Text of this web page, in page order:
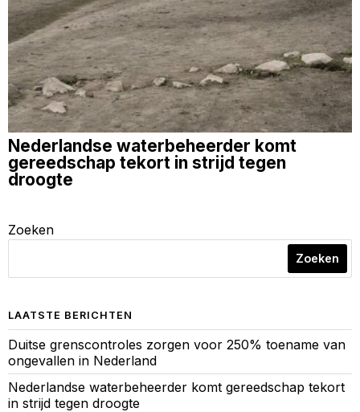
Nederlandse waterbeheerder komt
gereedschap tekort in strijd tegen
droogte
Zoeken
Zoeken
LAATSTE BERICHTEN
Duitse grenscontroles zorgen voor 250% toename van
ongevallen in Nederland
Nederlandse waterbeheerder komt gereedschap tekort
in strijd tegen droogte